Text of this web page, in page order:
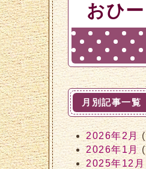
おひ
月別記事一覧
2026年2月
2026年1月
2025年12月